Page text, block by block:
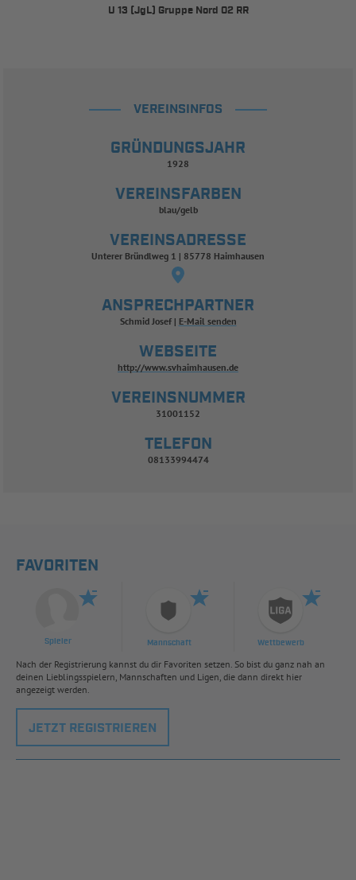
U 13 (JgL) Gruppe Nord 02 RR
VEREINSINFOS
GRÜNDUNGSJAHR
1928
VEREINSFARBEN
blau/gelb
VEREINSADRESSE
Unterer Bründlweg 1 | 85778 Haimhausen
ANSPRECHPARTNER
Schmid Josef E-Mail senden
WEBSEITE
http://www.svhaimhausen.de
VEREINSNUMMER
31001152
TELEFON
08133994474
FAVORITEN
Spieler Mannschaft Wettbewerb
Nach der Registrierung kannst du dir Favoriten setzen. So bist du ganz nah an
deinen Lieblingsspielern, Mannschaften und Ligen, die dann direkt hier
angezeigt werden.
JETZT REGISTRIEREN